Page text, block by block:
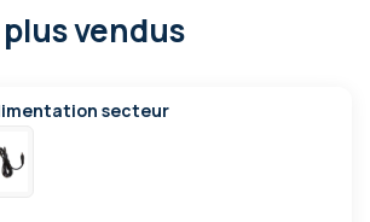
vendus
secteur